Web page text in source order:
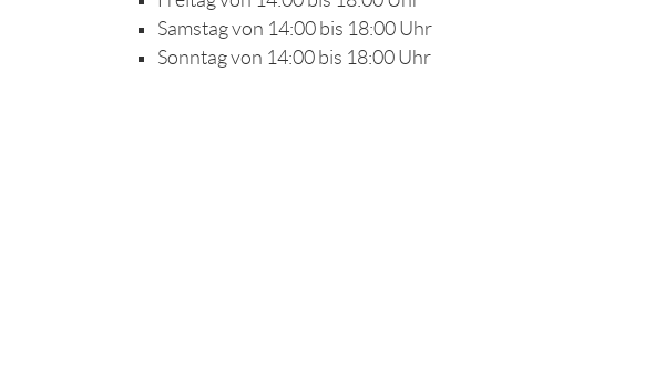
Samstag von 14:00 bis 18:00 Uhr
Sonntag von 14:00 bis 18:00 Uhr